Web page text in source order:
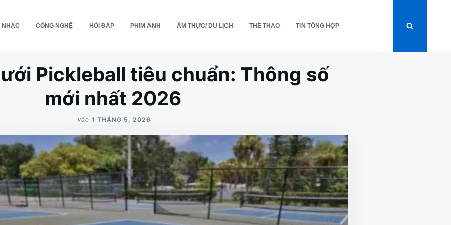
NHẠC CÔNG NGHỆ HỎI ĐÁP PHIM ẢNH ẨM THỰC/ DU LỊCH THỂ THAO TIN TỔNG HỢP
Pickleball tiêu chuẩn: Thông số
mới nhất 2026
vào 1 THÁNG 5, 2026